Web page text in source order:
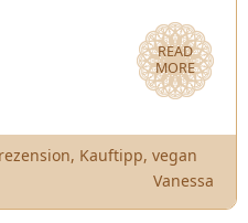
READ
MORE
, Kauftipp, vegan
Vanessa